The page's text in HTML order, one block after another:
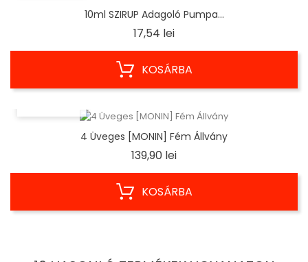
10ml SZIRUP Adagoló Pumpa...
17,54 leiÁr
KOSÁRBA
4 Üveges [MONIN] Fém Állvány
139,90 leiÁr
KOSÁRBA